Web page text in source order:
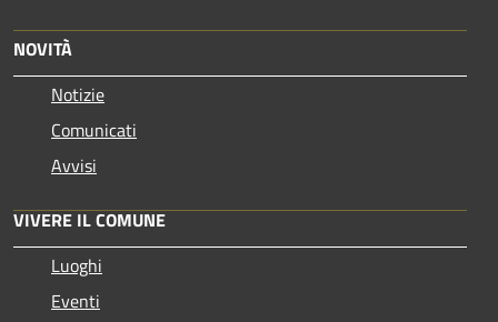
NOVITÀ
Notizie
Comunicati
Avvisi
VIVERE IL COMUNE
Luoghi
Eventi